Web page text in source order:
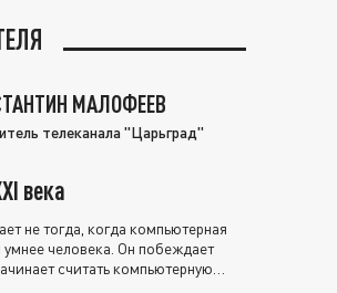
МАЛОФЕЕВ
телеканала "Царьград"
века
не тогда, когда компьютерная
умнее человека. Он побеждает
считать компьютерную